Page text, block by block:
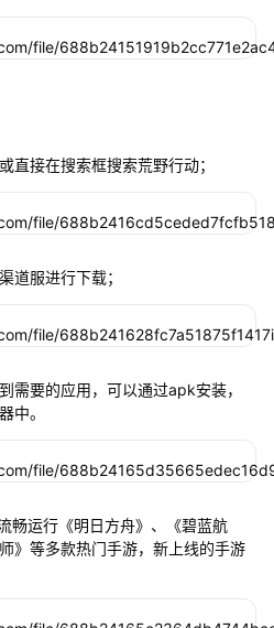
直接在搜索框搜索荒野行动；
道服进行下载；
需要的应用，可以通过apk安装，
中。
畅运行《明日方舟》、《碧蓝航
》等多款热门手游，新上线的手游